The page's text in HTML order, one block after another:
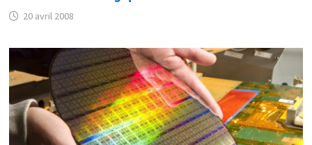
20 avril 2008